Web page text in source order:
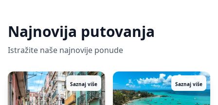
Najnovija putovanja
Istražite naše najnovije ponude
Saznaj više Saznaj više